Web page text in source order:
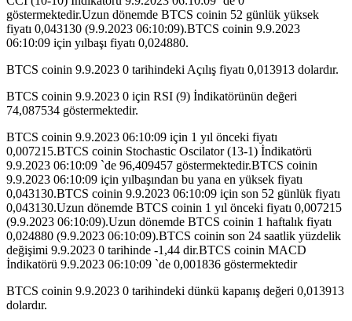
göstermektedir.Uzun dönemde BTCS coinin 52 günlük yüksek
fiyatı 0,043130 (9.9.2023 06:10:09).BTCS coinin 9.9.2023
06:10:09 için yılbaşı fiyatı 0,024880.
BTCS coinin 9.9.2023 0 tarihindeki Açılış fiyatı 0,013913 dolardır.
BTCS coinin 9.9.2023 0 için RSI (9) İndikatörünün değeri
74,087534 göstermektedir.
BTCS coinin 9.9.2023 06:10:09 için 1 yıl önceki fiyatı
0,007215.BTCS coinin Stochastic Oscilator (13-1) İndikatörü
9.9.2023 06:10:09 `de 96,409457 göstermektedir.BTCS coinin
9.9.2023 06:10:09 için yılbaşından bu yana en yüksek fiyatı
0,043130.BTCS coinin 9.9.2023 06:10:09 için son 52 günlük fiyatı
0,043130.Uzun dönemde BTCS coinin 1 yıl önceki fiyatı 0,007215
(9.9.2023 06:10:09).Uzun dönemde BTCS coinin 1 haftalık fiyatı
0,024880 (9.9.2023 06:10:09).BTCS coinin son 24 saatlik yüzdelik
değişimi 9.9.2023 0 tarihinde -1,44 dir.BTCS coinin MACD
İndikatörü 9.9.2023 06:10:09 `de 0,001836 göstermektedir
BTCS coinin 9.9.2023 0 tarihindeki dünkü kapanış değeri 0,013913
dolardır.